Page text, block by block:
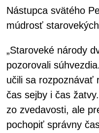
Nástupca svätého
múdrosť
„Staroveké národy
pozorovali
učili sa rozpoznávať
čas sejby i čas
zo zvedavosti, ale
pochopiť správny